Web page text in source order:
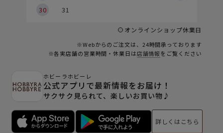
30
31
オンラインショップ休業日
※Webからのご注文は、24時間承っております
※各実店舗の営業時間・休業日は店舗情報をご覧ください
ホビーラホビーレ
公式アプリで最新情報をお届け！
サクサク見られて、楽しいお買い物♪
詳しくはこちら